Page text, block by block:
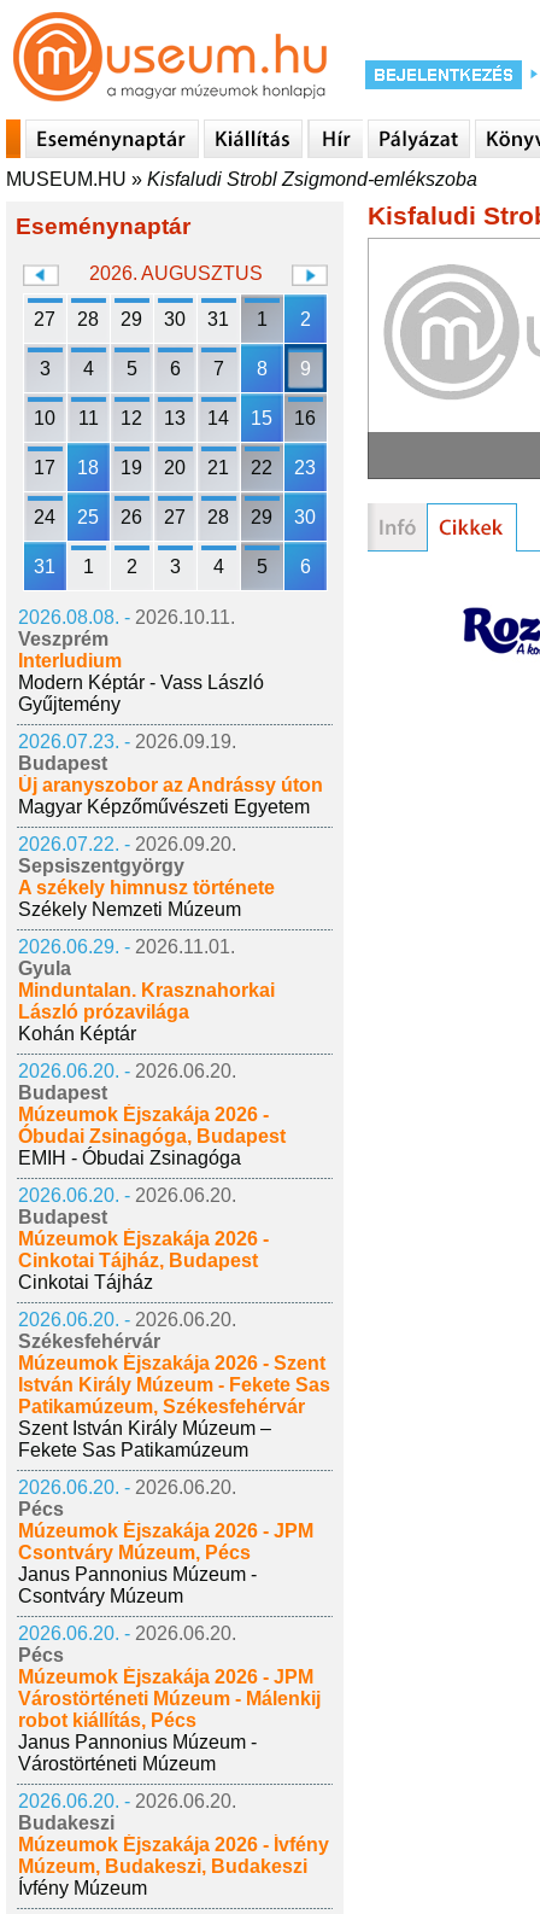
MUSEUM.HU » Kisfaludi Strobl Zsigmond-emlékszoba
Eseménynaptár
2026. AUGUSZTUS
27 28 29 30 31 1 2
3 4 5 6 7 8 9
10 11 12 13 14 15 16
17 18 19 20 21 22 23
24 25 26 27 28 29 30
31 1 2 3 4 5 6
2026.08.08. - 2026.10.11.
Veszprém
Interludium
Modern Képtár - Vass László
Gyűjtemény
2026.07.23. - 2026.09.19.
Budapest
Új aranyszobor az Andrássy úton
Magyar Képzőművészeti Egyetem
2026.07.22. - 2026.09.20.
Sepsiszentgyörgy
A székely himnusz története
Székely Nemzeti Múzeum
2026.06.29. - 2026.11.01.
Gyula
Minduntalan. Krasznahorkai
László prózavilága
Kohán Képtár
2026.06.20. - 2026.06.20.
Budapest
Múzeumok Éjszakája 2026 -
Óbudai Zsinagóga, Budapest
EMIH - Óbudai Zsinagóga
2026.06.20. - 2026.06.20.
Budapest
Múzeumok Éjszakája 2026 -
Cinkotai Tájház, Budapest
Cinkotai Tájház
2026.06.20. - 2026.06.20.
Székesfehérvár
Múzeumok Éjszakája 2026 - Szent
István Király Múzeum - Fekete Sas
Patikamúzeum, Székesfehérvár
Szent István Király Múzeum –
Fekete Sas Patikamúzeum
2026.06.20. - 2026.06.20.
Pécs
Múzeumok Éjszakája 2026 - JPM
Csontváry Múzeum, Pécs
Janus Pannonius Múzeum -
Csontváry Múzeum
2026.06.20. - 2026.06.20.
Pécs
Múzeumok Éjszakája 2026 - JPM
Várostörténeti Múzeum - Málenkij
robot kiállítás, Pécs
Janus Pannonius Múzeum -
Várostörténeti Múzeum
2026.06.20. - 2026.06.20.
Budakeszi
Múzeumok Éjszakája 2026 - Ívfény
Múzeum, Budakeszi, Budakeszi
Ívfény Múzeum
Kisfaludi